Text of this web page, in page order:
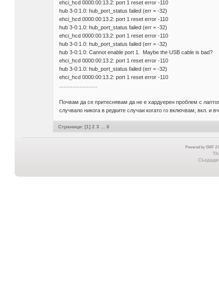
ehci_hcd 0000:00:13.2: port 1 reset error -110
hub 3-0:1.0: hub_port_status failed (err = -32)
ehci_hcd 0000:00:13.2: port 1 reset error -110
hub 3-0:1.0: hub_port_status failed (err = -32)
ehci_hcd 0000:00:13.2: port 1 reset error -110
hub 3-0:1.0: hub_port_status failed (err = -32)
hub 3-0:1.0: Cannot enable port 1. Maybe the USB cable is bad?
ehci_hcd 0000:00:13.2: port 1 reset error -110
hub 3-0:1.0: hub_port_status failed (err = -32)
ehci_hcd 0000:00:13.2: port 1 reset error -110
Почвам да се притеснявам да не е хардуерен проблем с
случвало никога в редките случаи когато го включвам, вкл. и
Страници: [1] 2 3 6
Powered by SMF